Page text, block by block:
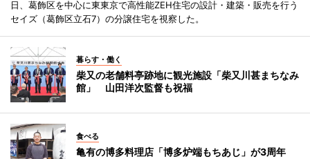
日、葛飾区を中心に東東京で高性能ZEH住宅の設計・建築・販売を行う
セイズ（葛飾区立石7）の分譲住宅を視察した。
暮らす・働く
柴又の老舗料亭跡地に観光施設「柴又川甚まちなみ
館」 山田洋次監督も祝福
食べる
亀有の博多料理店「博多炉端もちあじ」が3周年